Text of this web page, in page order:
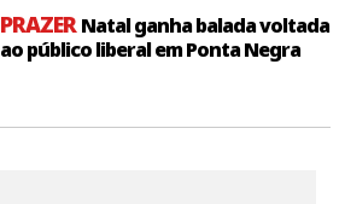
PRAZER Natal ganha balada voltada
ao público liberal em Ponta Negra